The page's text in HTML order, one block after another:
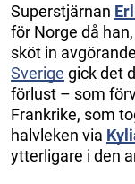
Superstjärnan
för Norge då
sköt in
Sverige gick det
förlust – som
Frankrike, som
halvleken via
ytterligare i den